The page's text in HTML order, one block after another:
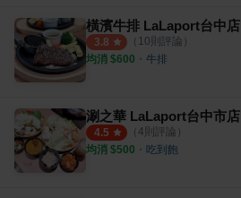
橫濱牛排 LaLaport台中店
3.8 （ 10則評論）
均消 $600 ・ 牛排
涮之華 LaLaport台中市店
4.5 （ 4則評論）
均消 $500 ・ 吃到飽